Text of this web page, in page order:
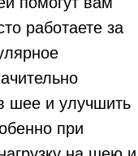
работаете за
шее и улучшить
при